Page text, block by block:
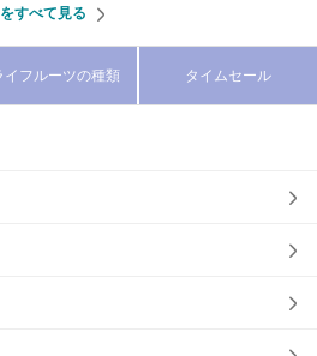
すべて見る
イフルーツの種類 タイムセール